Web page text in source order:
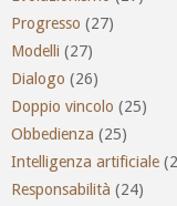
Progresso (27)
Modelli (27)
Dialogo (26)
Doppio vincolo (25)
Obbedienza (25)
Intelligenza artificiale
Responsabilità (24)